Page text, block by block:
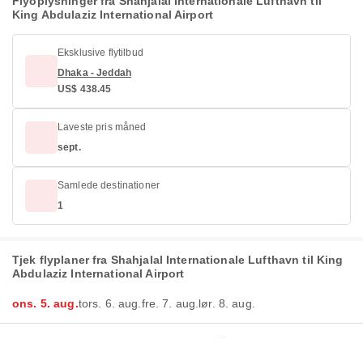
King Abdulaziz International Airport
Eksklusive flytilbud
Dhaka - Jeddah
US$ 438.45
Laveste pris måned
sept.
Samlede destinationer
1
Tjek flyplaner fra Shahjalal Internationale Lufthavn til King
Abdulaziz International Airport
ons. 5. aug.tors. 6. aug. fre. 7. aug. lør. 8. aug.